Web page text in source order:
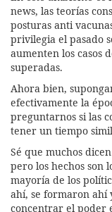
news, las teorías
posturas anti
privilegia el pasado
aumenten los casos
superadas.
Ahora bien,
efectivamente la
preguntarnos si las
tener un tiempo
Sé que muchos
pero los hechos son
mayoría de los
ahí, se formaron ahí
concentrar el poder